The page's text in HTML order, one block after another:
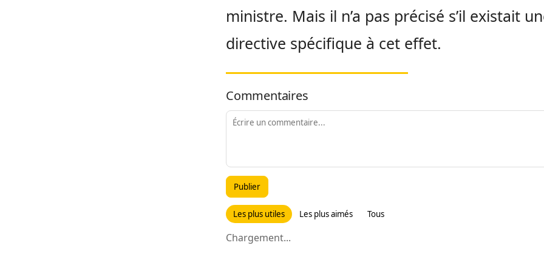
ministre. Mais il n’a pas précisé s’il existait
directive spécifique à cet effet.
Commentaires
Publier
Les plus utiles Les plus aimés Tous
Chargement...